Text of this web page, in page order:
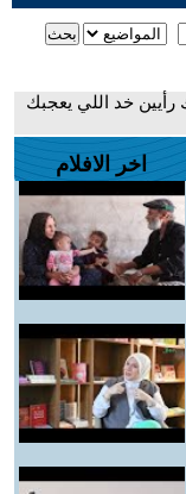
خد اللي يعجبك
اخر الافلام